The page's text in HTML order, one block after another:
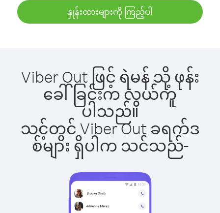
နှုန်းထားများကို ကြည့်ပါ
Viber Out ဖြင့် ရဲမန် သို့ ဖုန်း
ခေါ်ခြင်းက လွယ်ကူ
ပါသည်။
သင့်တွင် Viber Out ခရက်ဒ
စ်များ ရှိပါက သင်သည်-